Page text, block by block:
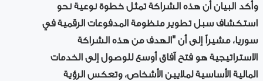
وأكد البيان أن هذه الشراكة تمثل خطوة نوعية نحو
استكشاف سبل تطوير منظومة المدفوعات الرقمية في
سوريا، مشيراً إلى أن "الهدف من هذه الشراكة
الاستراتيجية هو فتح آفاق أوسع للوصول إلى الخدمات
المالية الأساسية لملايين الأشخاص، وتعكس الرؤية